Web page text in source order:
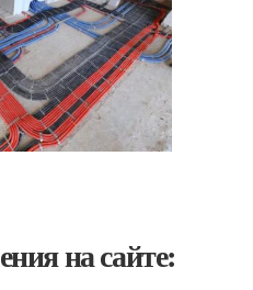
на сайте: